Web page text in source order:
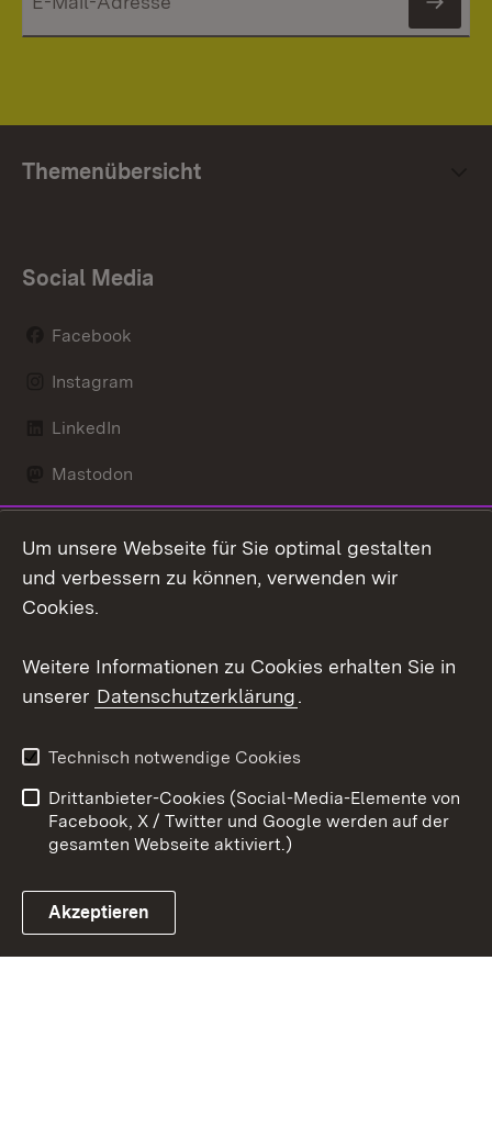
Themenübersicht
Social Media
Facebook
Instagram
LinkedIn
Mastodon
X / Twitter
Youtube
Link zum Landesportal
Kontakt
Datenschutz
Barrierefreiheit
Impressum Cookies
Um unsere Webseite für Sie optimal gestalten
und verbessern zu können, verwenden wir
Cookies.
Weitere Informationen zu Cookies erhalten Sie in
unserer Datenschutzerklärung.
Technisch notwendige Cookies
Drittanbieter-Cookies (Social-Media-Elemente von
Facebook, X / Twitter und Google werden auf der
gesamten Webseite aktiviert.)
Akzeptieren